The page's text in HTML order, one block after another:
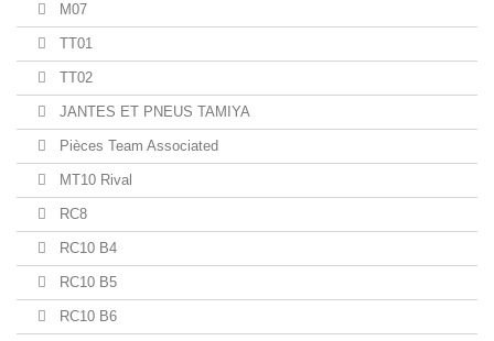
M07
TT01
TT02
JANTES ET PNEUS TAMIYA
Pièces Team Associated
MT10 Rival
RC8
RC10 B4
RC10 B5
RC10 B6